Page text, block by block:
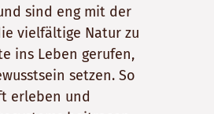
sind eng mit der
vielfältige Natur zu
ins Leben gerufen,
setzen. So
erleben und